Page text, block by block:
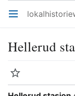
Åpne hovedmenyen
Hellerud
Overvåk